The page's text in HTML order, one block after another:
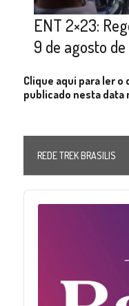
ENT 2×23:
9 de agosto de
Clique aqui para ler o
publicado nesta data
REDE TREK BRASILIS
Audio
Player